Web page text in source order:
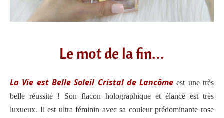
Le mot de la fin…
La Vie est Belle Soleil Cristal de Lancôme est une très
belle réussite ! Son flacon holographique et élancé est très
luxueux. Il est ultra féminin avec sa couleur prédominante rose